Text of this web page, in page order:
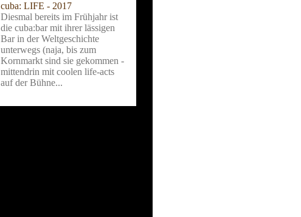
cuba: LIFE - 2017
Diesmal bereits im Frühjahr ist
die cuba:bar mit ihrer lässigen
Bar in der Weltgeschichte
unterwegs (naja, bis zum
Kornmarkt sind sie gekommen -
mittendrin mit coolen life-acts
auf der Bühne...